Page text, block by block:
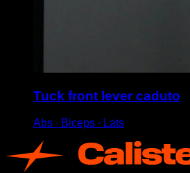
Tuck front lever caduto
Abs ∙ Biceps ∙ Lats